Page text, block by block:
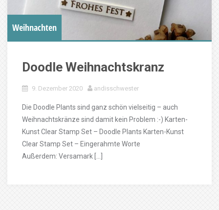
Weihnachten
Doodle Weihnachtskranz
9. Dezember 2020 andisschwester
Die Doodle Plants sind ganz schön vielseitig – auch
Weihnachtskränze sind damit kein Problem :-) Karten-
Kunst Clear Stamp Set – Doodle Plants Karten-Kunst
Clear Stamp Set – Eingerahmte Worte
Außerdem: Versamark […]